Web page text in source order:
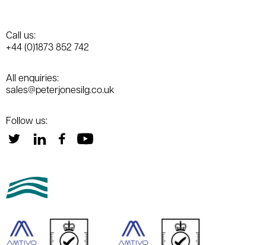
Call us:
+44 (0)1873 852 742
All enquiries:
sales@peterjonesilg.co.uk
Follow us: